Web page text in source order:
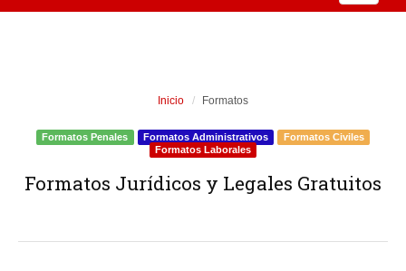
Inicio Formatos
Formatos Penales Formatos Administrativos
Formatos Civiles
Formatos Laborales
Formatos Jurídicos y Legales Gratuitos